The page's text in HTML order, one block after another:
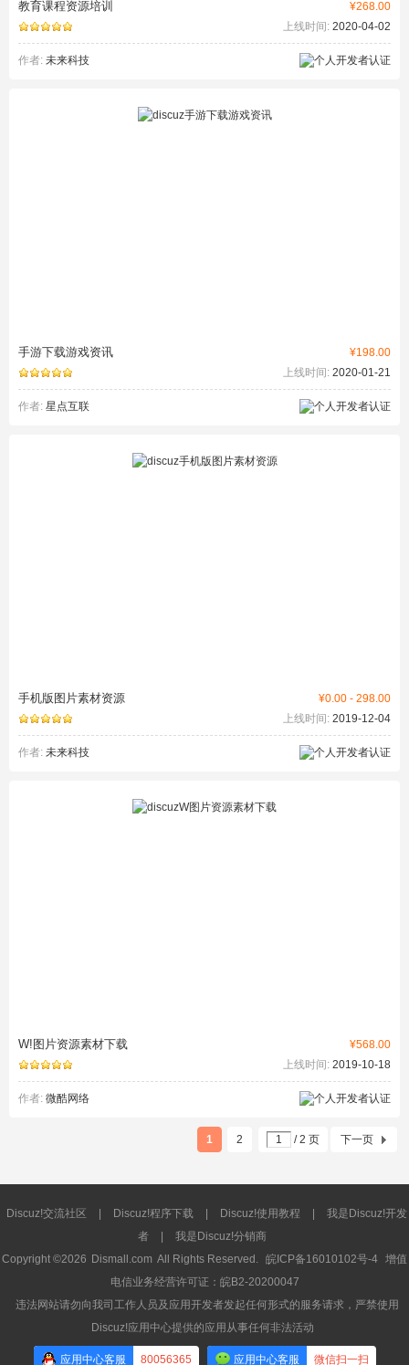
¥268.00
教育课程资源培训
上线时间: 2020-04-02
作者: 未来科技
¥198.00
手游下载游戏资讯
上线时间: 2020-01-21
作者: 星点互联
¥0.00 - 298.00
手机版图片素材资源
上线时间: 2019-12-04
作者: 未来科技
¥568.00
W!图片资源素材下载
上线时间: 2019-10-18
作者: 微酷网络
1 2 / 2 页 下一页
Discuz!交流社区 Discuz!程序下载 Discuz!使用教程
我是Discuz!开发
者
我是Discuz!分销商
Copyright ©2026 Dismall.com All Rights Reserved. 皖ICP备16010102号-4 增值
电信业务经营许可证：皖B2-20200047
违法网站请勿向我司工作人员及应用开发者发起任何形式的服务请求，严禁使用
Discuz!应用中心提供的应用从事任何非法活动
应用中心客服 80056365 应用中心客服 微信扫一扫